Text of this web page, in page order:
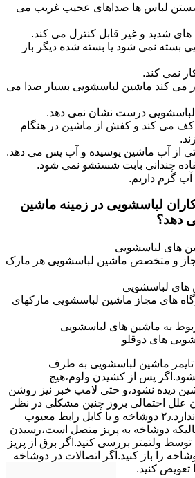
لباس ها صداهای عجیب غریب می
شدید و غیر قابل کنترل می کند.
بسته نمی شود یا بسته شده دیگر باز
نمی کند.
کند ماشین لباسشویی بسیار صدا می
درست نشان نمی دهد.
می کند و کفش از ماشین در هنگام
از آب ماشین پوسیده و آب پس می دهد.
چندانی بابت شستشو نمی شود.
گرم داریم.
لباسشویی در زمینه ماشین
دهد؟
های لباسشویی
و متخصص ماشین لباسشویی هر مارک
های لباسشویی
های مجاز ماشین لباسشویی مارکهای
به ماشین های لباسشویی
های دوقلو
ﺗﺎﯾﻤﺮ ماشین لباسشویی به طرف
ﭘﺲ از ﮐﺸﯿﺪن وﻟﻮم،ﻫﯿﭻ
دﯾﺪه نشود،و حتی ﻻﻣﭗ ﺧﺒﺮ ﻧﯿﺰ روﺷﻦ
ﻋﻠﻞ احتمالی بروز چنین مشکلی در نظر
داشته باشید:۱٫ ﭘﺮﯾﺰ ﺑﺮق ﻧﺪارد.۲٫ دوﺷﺎﺧﻪ و ﯾﺎ ﮐﺎﺑﻞ راﺑﻂ ﻣﻌﯿﻮب
دوﺷﺎﺧﻪ ﺑﻪ ﭘﺮﯾﺰ ﻣﺘﺼﻞ اﺳﺖ،رﺳﯿﺪن
ولتمتر بررسی ﮐﻨﯿﺪ.اﮔﺮ ﺑﺮق از ﭘﺮﯾﺰ
را باز کنید.اﮔﺮ اﺗﺼﺎﻻت در دوشاخه
کنید.